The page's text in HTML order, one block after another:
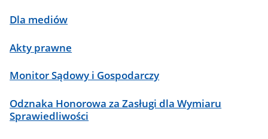
Dla mediów
Akty prawne
Monitor Sądowy i Gospodarczy
Odznaka Honorowa za Zasługi dla Wymiaru
Sprawiedliwości